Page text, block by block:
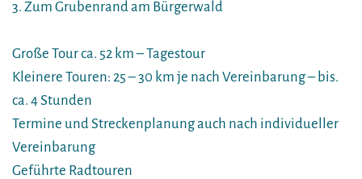
3. Zum Grubenrand am Bürgerwald
Große Tour ca. 52 km – Tagestour
Kleinere Touren: 25 – 30 km je nach Vereinbarung – bis.
ca. 4 Stunden
Termine und Streckenplanung auch nach individueller
Vereinbarung
Geführte Radtouren